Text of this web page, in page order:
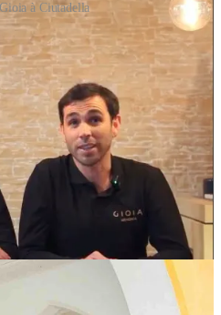
à Ciutadella
hôtels/restaurants/commerces
l’année, qui sont ancrés dans
je vous parle du
Ses Voltes). Il est tenu par
sont adaptés (ce qui est
importante). Leurs horaires :
y 18:30–22:30 (samedi
de bonnes idées comme :
Café de Paris
à partir de 18:00
argentines en plus du menu du jour.